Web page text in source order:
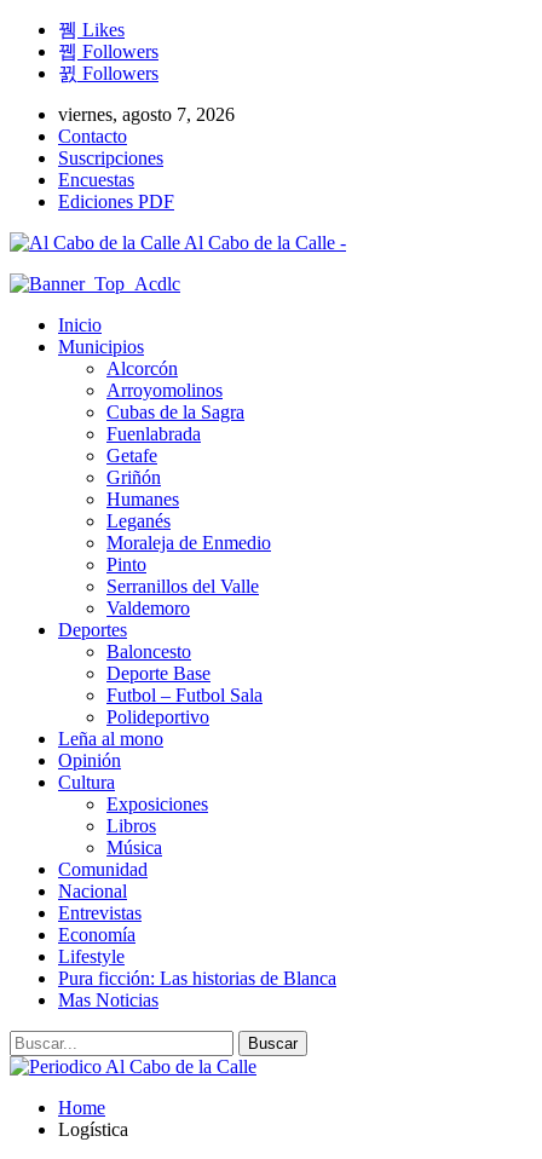
Likes
Followers
Followers
viernes, agosto 7, 2026
Contacto
Suscripciones
Encuestas
Ediciones PDF
Al Cabo de la Calle -
Inicio
Municipios
Alcorcón
Arroyomolinos
Cubas de la Sagra
Fuenlabrada
Getafe
Griñón
Humanes
Leganés
Moraleja de Enmedio
Pinto
Serranillos del Valle
Valdemoro
Deportes
Baloncesto
Deporte Base
Futbol – Futbol Sala
Polideportivo
Leña al mono
Opinión
Cultura
Exposiciones
Libros
Música
Comunidad
Nacional
Entrevistas
Economía
Lifestyle
Pura ficción: Las historias de Blanca
Mas Noticias
Home
Logística